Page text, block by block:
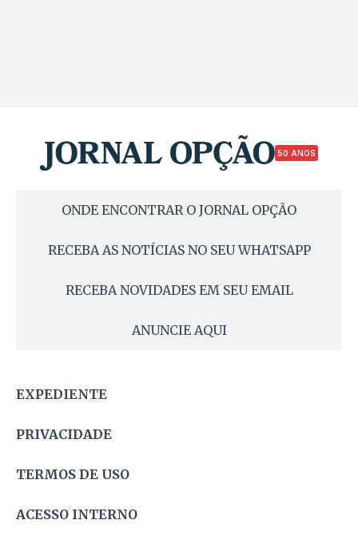
50 ANOS
ONDE ENCONTRAR O JORNAL OPÇÃO
RECEBA AS NOTÍCIAS NO SEU WHATSAPP
RECEBA NOVIDADES EM SEU EMAIL
ANUNCIE AQUI
EXPEDIENTE
PRIVACIDADE
TERMOS DE USO
ACESSO INTERNO